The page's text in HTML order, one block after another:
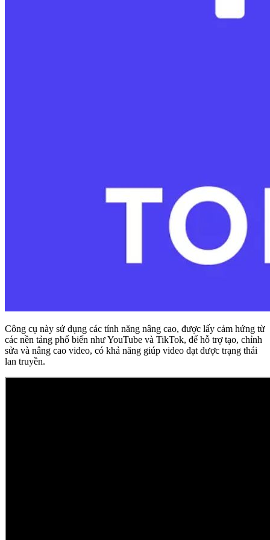
Công cụ này sử dụng các tính năng nâng cao, được lấy cảm hứng từ
các nền tảng phổ biến như YouTube và TikTok, để hỗ trợ tạo, chỉnh
sửa và nâng cao video, có khả năng giúp video đạt được trạng thái
lan truyền.